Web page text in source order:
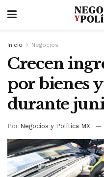
Inicio Negocios
Crecen
por bienes
durante
Por Negocios y Política MX